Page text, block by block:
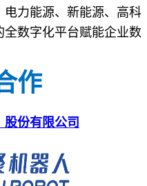
力能源、新能源、高科
数字化平台赋能企业数
作
份有限公司